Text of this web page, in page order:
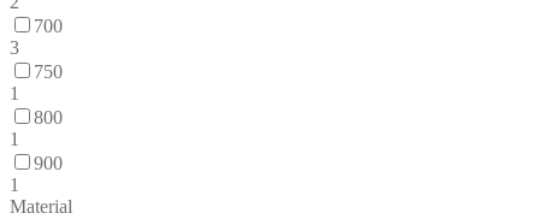
700
3
750
1
800
1
900
1
Material